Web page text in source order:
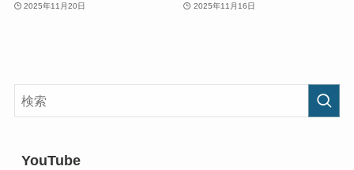
2025年11月20日 2025年11月16日
YouTube